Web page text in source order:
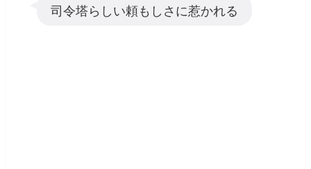
司令塔らしい頼もしさに惹かれる